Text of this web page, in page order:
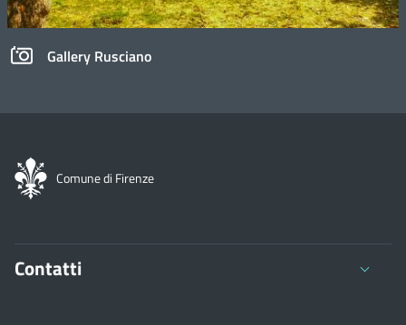
Gallery Rusciano
Comune di Firenze
Contatti